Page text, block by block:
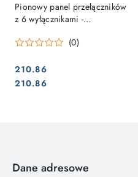
Pionowy panel przełączników
z 6 wyłącznikami -
(0)
Cena:
210.86
Cena:
210.86
Dane adresowe